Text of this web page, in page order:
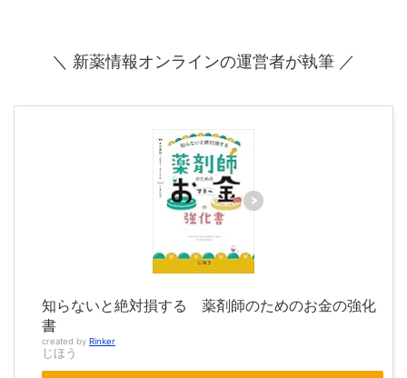
＼ 新薬情報オンラインの運営者が執筆 ／
知らないと絶対損する 薬剤師のためのお金の強化
書
created by Rinker
じほう